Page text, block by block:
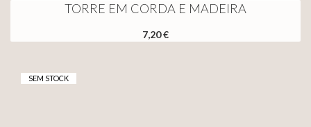
TORRE EM CORDA E MADEIRA
7,20 €
SEM STOCK